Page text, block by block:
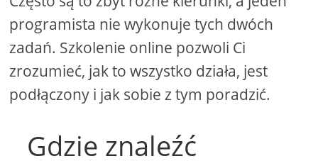
programista nie wykonuje tych dwóch
zadań. Szkolenie online pozwoli Ci
zrozumieć, jak to wszystko działa, jest
podłączony i jak sobie z tym poradzić.
Gdzie znaleźć